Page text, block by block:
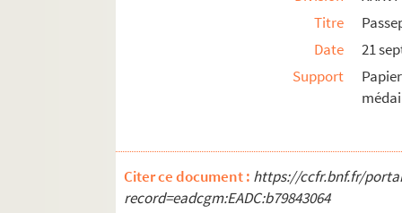
Titre
Date
21
Support
Citer ce document : https://ccfr.bnf.fr/
record=eadcgm:EADC:b79843064